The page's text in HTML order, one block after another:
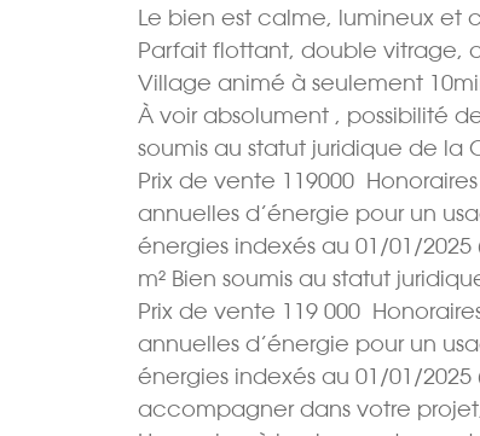
Le bien est calme, lumineux et
Parfait flottant, double vitrage,
Village animé à seulement
À voir absolument , possibilité
soumis au statut juridique de la
Prix de vente 119000 
annuelles d’énergie pour un
énergies indexés au 01/01/2025
m² Bien soumis au statut
Prix de vente 119 000 
annuelles d’énergie pour un
énergies indexés au 01/01/2025
accompagner dans votre projet,